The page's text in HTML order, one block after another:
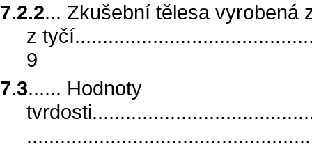
7.2.2... Zkušební tělesa vyrobená
z
9
7.3...... Hodnoty